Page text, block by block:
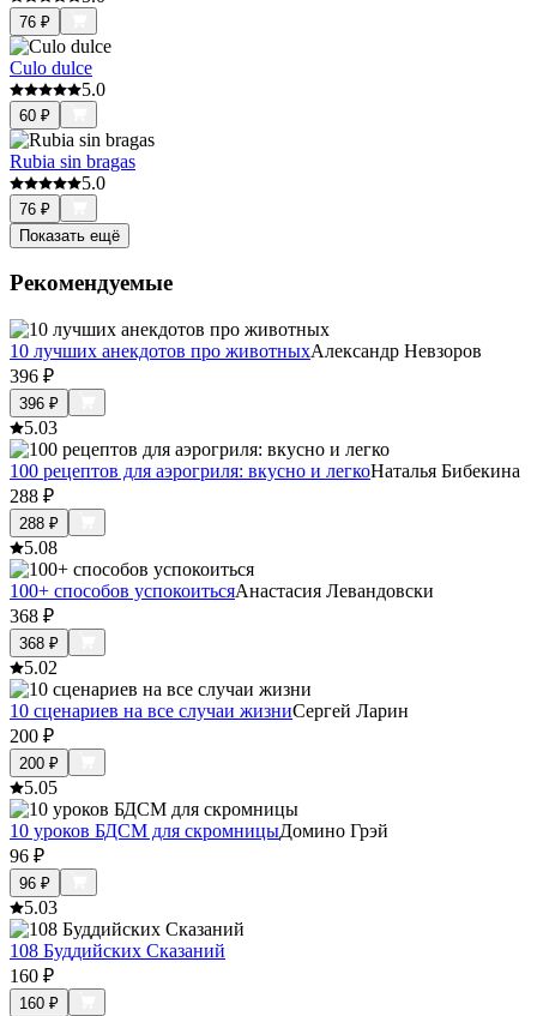
76 ₽
Culo dulce
5.0
60 ₽
Rubia sin bragas
5.0
76 ₽
Показать ещё
Рекомендуемые
10 лучших анекдотов про животныхАлександр Невзоров
396 ₽
396 ₽
5.03
100 рецептов для аэрогриля: вкусно и легкоНаталья Бибекина
288 ₽
288 ₽
5.08
100+ способов успокоитьсяАнастасия Левандовски
368 ₽
368 ₽
5.02
10 сценариев на все случаи жизниСергей Ларин
200 ₽
200 ₽
5.05
10 уроков БДСМ для скромницыДомино Грэй
96 ₽
96 ₽
5.03
108 Буддийских Сказаний
160 ₽
160 ₽